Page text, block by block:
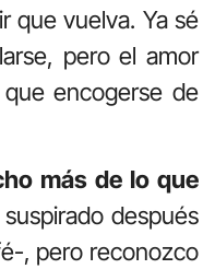
que vuelva. Ya sé
pero el amor
encogerse de
más de lo que
después
, pero reconozco